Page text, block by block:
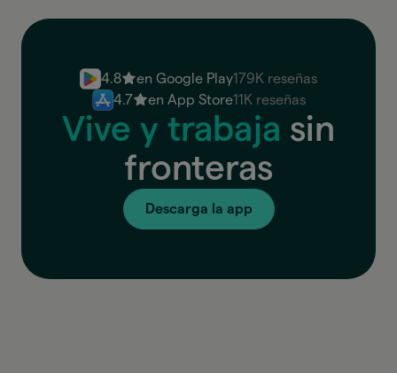
4.8 en Google Play179K reseñas
4.7
en App Store11K reseñas
Vive y trabaja sin
fronteras
Descarga la app